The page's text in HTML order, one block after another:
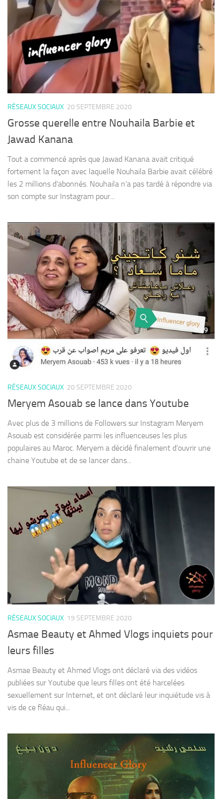
RÉSEAUX SOCIAUX 20 SEPTEMBRE 2020
Grosse querelle entre Nouhaila Barbie et
Jawad Kanana
Tout a commencé après que Jawad Kanana avait critiqué
fortement la façon avec laquelle Nouhaila Barbie avait célébré
les 2 millions d’abonnés. Nouhaila n’a pas tardé à répondre via
son compte sur Instagram pour...
RÉSEAUX SOCIAUX 20 SEPTEMBRE 2020
Meryem Asouab se lance dans Youtube
Avec plus de 3 millions de Followers sur Instagram Meryem
Asouab est considérée parmi les influenceuses les plus
populaires au Maroc. Meryem a décidé finalement d’ouvrir une
chaine Youtube et de se lancer dans...
RÉSEAUX SOCIAUX 19 SEPTEMBRE 2020
Asmae Beauty et Ahmed Vlogs inquiets pour
leurs filles
Asmae Beauty et Ahmed Vlogs ont déclaré via des vidéos
publiées sur Youtube que leurs filles ont été harcelées
sexuellement sur Internet, et ont déclaré leur inquiétude vis à
vis de ce fléau qui...